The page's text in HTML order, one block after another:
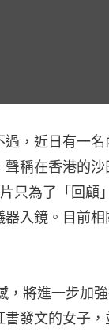
，近日有一名
稱在香港的沙
只為了「回顧
入鏡。目前相
將進一步加強
發文的女子，